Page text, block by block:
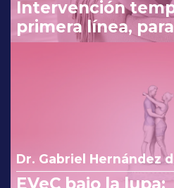
Intervención
primera línea,
eficaz en
Dr. Gabriel Hernández
EVeC bajo la lupa: